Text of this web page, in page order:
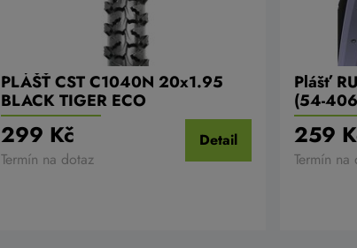
PLÁŠŤ CST C1040N 20x1.95
BLACK TIGER ECO
299 Kč
Termín na dotaz
Detail
Plášť
(54-
259
Termín na